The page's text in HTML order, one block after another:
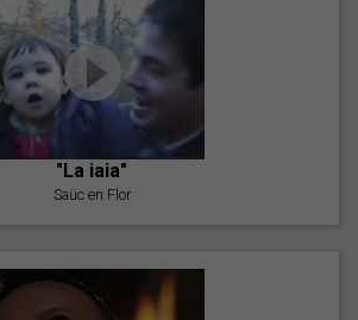
"La iaia"
Saüc en Flor